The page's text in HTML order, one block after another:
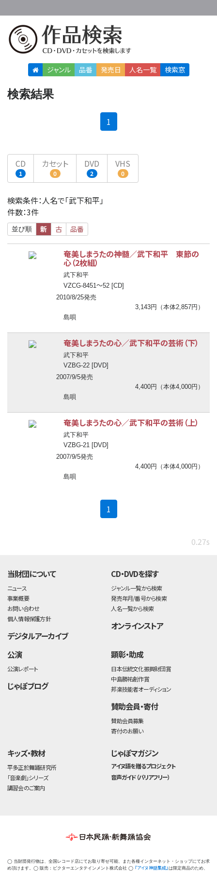
ジャンル 品番 発売日 人名一覧 検索窓
検索結果
1
CD
1
カセット
0
DVD
2
VHS
0
検索条件：人名で「武下和平」
件数：3件
並び順 新 古 品番
奄美しまうたの神髄／武下和平 東節の
心（2枚組）
武下和平
VZCG-8451〜52 [CD]
2010/8/25発売
3,143円（本体2,857円）
島唄
奄美しまうたの心／武下和平の芸術（下）
武下和平
VZBG-22 [DVD]
2007/9/5発売
4,400円（本体4,000円）
島唄
奄美しまうたの心／武下和平の芸術（上）
武下和平
VZBG-21 [DVD]
2007/9/5発売
4,400円（本体4,000円）
島唄
1
0.27s
当財団について
ニュース
事業概要
お問い合わせ
個人情報保護方針
デジタルアーカイブ
CD・DVDを探す
ジャンル一覧から検索
発売年月/番号から検索
人名一覧から検索
オンラインストア
公演
公演レポート
じゃぽブログ
顕彰・助成
日本伝統文化振興財団賞
中島勝祐創作賞
邦楽技能者オーディション
賛助会員・寄付
賛助会員募集
寄付のお願い
キッズ・教材
平多正於舞踊研究所
「音楽劇」シリーズ
講習会のご案内
じゃぽマガジン
アイヌ語を贈るプロジェクト
音声ガイド（バリアフリー）
◯ 当財団発行物は、全国レコード店にてお取り寄せ可能、また各種インターネット・ショップにてお求
め頂けます。◯ 販売：ビクターエンタテインメント株式会社 ◯ 『アイヌ神話集成』は限定商品のため、